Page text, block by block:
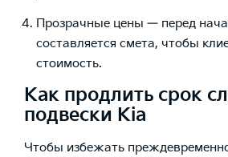
Прозрачные цены — перед
составляется смета, чтобы
стоимость.
Как продлить срок
подвески Kia
Чтобы избежать